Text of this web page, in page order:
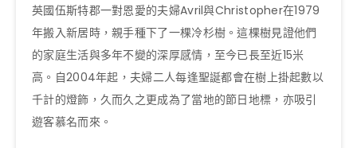
英國伍斯特郡一對恩愛的夫婦Avril與Christopher在1979
年搬入新居時，親手種下了一棵冷杉樹。這棵樹見證他們
的家庭生活與多年不變的深厚感情，至今已長至近15米
高。自2004年起，夫婦二人每逢聖誕都會在樹上掛起數以
千計的燈飾，久而久之更成為了當地的節日地標，亦吸引
遊客慕名而來。